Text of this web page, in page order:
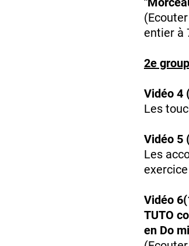
entier à
2e
Vidéo 4
Les
Vidéo 5
Les
Vidéo
TUTO
en Do